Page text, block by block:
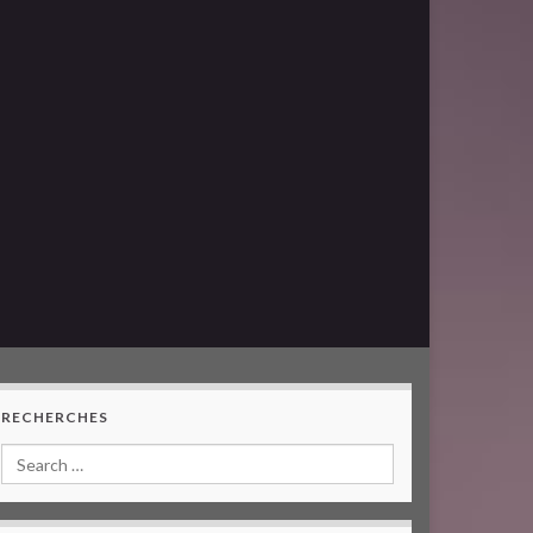
RECHERCHES